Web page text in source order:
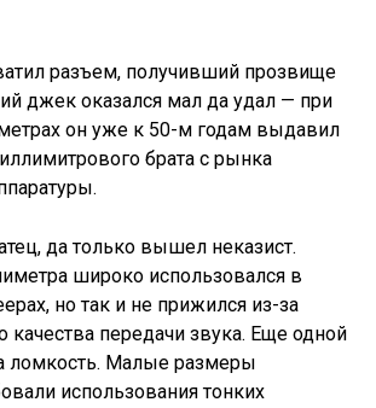
разъем, получивший прозвище
джек оказался мал да удал — при
он уже к 50-м годам выдавил
брата с рынка
да только вышел неказист.
широко использовался в
но так и не прижился из-за
качества передачи звука. Еще одной
ломкость. Малые размеры
использования тонких